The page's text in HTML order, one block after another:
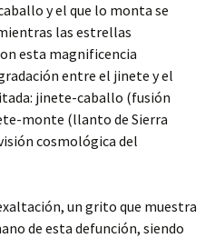
y el que lo monta se
las estrellas
esta magnificencia
entre el jinete y el
jinete-caballo (fusión
monte (llanto de Sierra
cosmológica del
un grito que muestra
de esta defunción, siendo